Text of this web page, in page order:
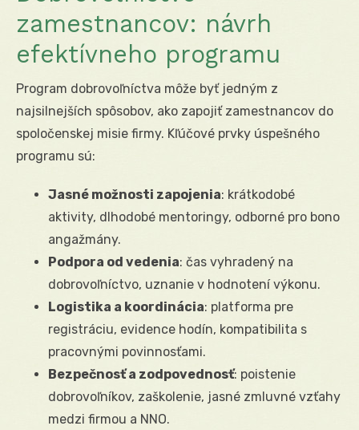
zamestnancov: návrh
efektívneho programu
Program dobrovoľníctva môže byť jedným z
najsilnejších spôsobov, ako zapojiť zamestnancov do
spoločenskej misie firmy. Kľúčové prvky úspešného
programu sú:
Jasné možnosti zapojenia: krátkodobé
aktivity, dlhodobé mentoringy, odborné pro bono
angažmány.
Podpora od vedenia: čas vyhradený na
dobrovoľníctvo, uznanie v hodnotení výkonu.
Logistika a koordinácia: platforma pre
registráciu, evidence hodín, kompatibilita s
pracovnými povinnosťami.
Bezpečnosť a zodpovednosť: poistenie
dobrovoľníkov, zaškolenie, jasné zmluvné vzťahy
medzi firmou a NNO.